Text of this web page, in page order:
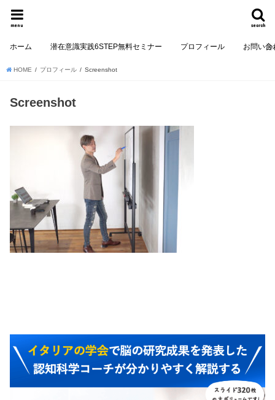
search
menu
ホーム 潜在意識実践6STEP無料セミナー プロフィール お問い合
HOME プロフィール Screenshot
Screenshot